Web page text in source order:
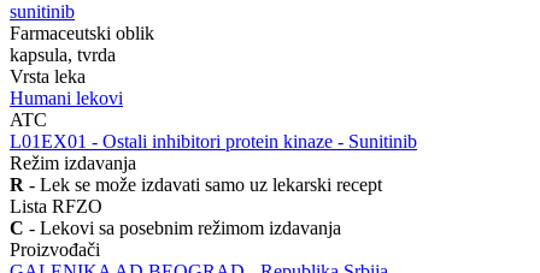
sunitinib
Farmaceutski oblik
kapsula, tvrda
Vrsta leka
Humani lekovi
ATC
‍L01EX01 - Ostali inhibitori protein kinaze - Sunitinib
Režim izdavanja
R - Lek se može izdavati samo uz lekarski recept
Lista RFZO
C - Lekovi sa posebnim režimom izdavanja
Proizvođači